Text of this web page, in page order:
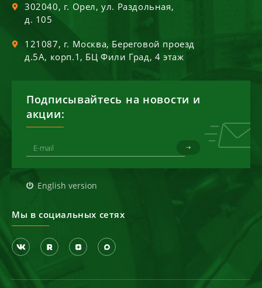
302040, г. Орел,ул. Раздольная,
д. 105
121087, г. Москва, Береговой проезд
д.5А, корп.1, БЦ Фили Град, 4 этаж
Подписывайтесь на новости и
акции:
English version
Мы в социальных сетях